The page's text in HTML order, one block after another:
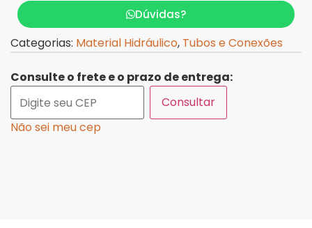
Dúvidas?
Categorias: Material Hidráulico, Tubos e Conexões
Consulte o frete e o prazo de entrega:
Consultar
Não sei meu cep